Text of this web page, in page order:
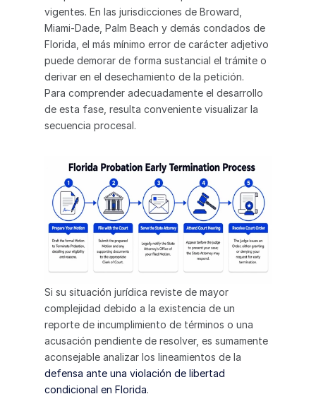
vigentes. En las jurisdicciones de Broward,
Miami-Dade, Palm Beach y demás condados de
Florida, el más mínimo error de carácter adjetivo
puede demorar de forma sustancial el trámite o
derivar en el desechamiento de la petición.
Para comprender adecuadamente el desarrollo
de esta fase, resulta conveniente visualizar la
secuencia procesal.
Si su situación jurídica reviste de mayor
complejidad debido a la existencia de un
reporte de incumplimiento de términos o una
acusación pendiente de resolver, es sumamente
defensa ante una violación de libertad
condicional en Florida.